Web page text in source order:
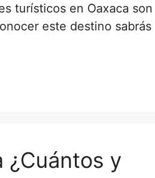
turísticos en Oaxaca son
este destino sabrás
¿Cuántos y